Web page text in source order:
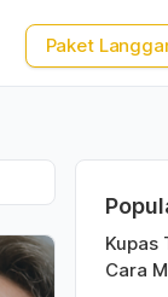
Paket
Kupas
Cara